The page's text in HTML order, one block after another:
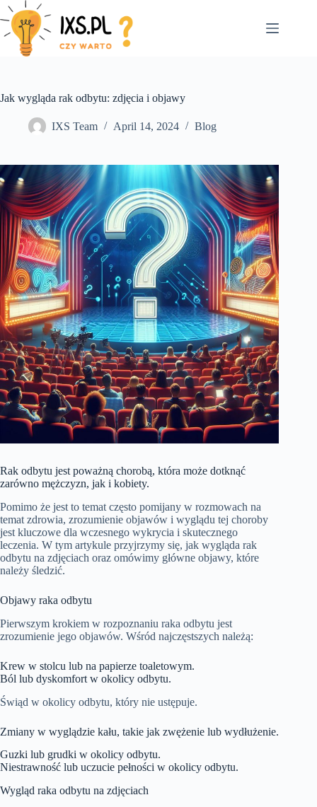
Skip
to
content
Jak wygląda rak odbytu: zdjęcia i objawy
IXS Team April 14, 2024 Blog
Rak odbytu jest poważną chorobą, która może dotknąć
zarówno mężczyzn, jak i kobiety.
Pomimo że jest to temat często pomijany w rozmowach na
temat zdrowia, zrozumienie objawów i wyglądu tej choroby
jest kluczowe dla wczesnego wykrycia i skutecznego
leczenia. W tym artykule przyjrzymy się, jak wygląda rak
odbytu na zdjęciach oraz omówimy główne objawy, które
należy śledzić.
Objawy raka odbytu
Pierwszym krokiem w rozpoznaniu raka odbytu jest
zrozumienie jego objawów. Wśród najczęstszych należą:
Krew w stolcu lub na papierze toaletowym.
Ból lub dyskomfort w okolicy odbytu.
Świąd w okolicy odbytu, który nie ustępuje.
Zmiany w wyglądzie kału, takie jak zwężenie lub wydłużenie.
Guzki lub grudki w okolicy odbytu.
Niestrawność lub uczucie pełności w okolicy odbytu.
Wygląd raka odbytu na zdjęciach